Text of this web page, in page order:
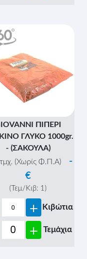
ΠΙΠΕΡΙ
ΓΛΥΚΟ 1000gr.
- (ΣΑΚΟΥΛΑ)
τμχ. (Χωρίς Φ.Π.Α)
-
€
(Τεμ/Κιβ: 1)
+ Κιβώτια
+ Τεμάχια